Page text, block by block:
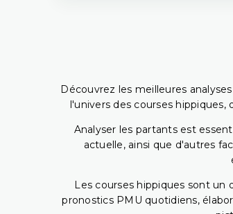
Découvrez les meilleures
l'univers des courses
Analyser les partants est
actuelle, ainsi que d'autres
Les courses hippiques sont un
pronostics PMU quotidiens,